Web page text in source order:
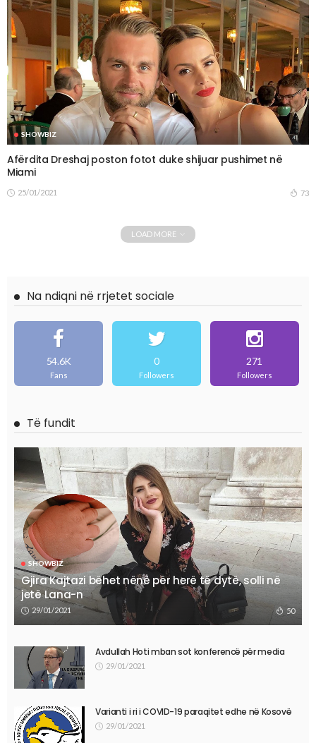
SHOWBIZ
Afërdita Dreshaj poston fotot duke shijuar pushimet në
Miami
25/01/2021 73
LOAD MORE
Na ndiqni në rrjetet sociale
54.6K
Fans
0
Followers
271
Followers
Të fundit
SHOWBIZ
Gjira Kajtazi bëhet nënë për herë të dytë, solli në
jetë Lana-n
29/01/2021 50
Avdullah Hoti mban sot konferencë për media
29/01/2021
Varianti i ri i COVID-19 paraqitet edhe në Kosovë
29/01/2021